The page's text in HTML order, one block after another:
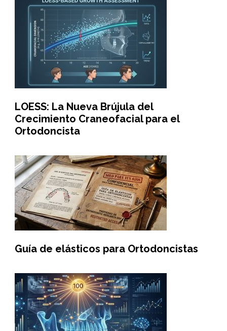
LOESS: La Nueva Brújula del
Crecimiento Craneofacial para el
Ortodoncista
Guía de elásticos para Ortodoncistas